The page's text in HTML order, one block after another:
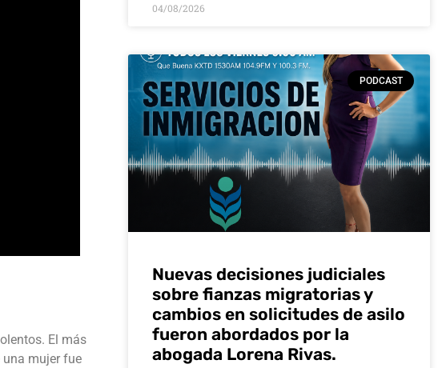
El más
una mujer fue
04/08/2026
PODCAST
Nuevas decisiones judiciales
sobre fianzas migratorias y
cambios en solicitudes de asilo
fueron abordados por la
abogada Lorena Rivas.